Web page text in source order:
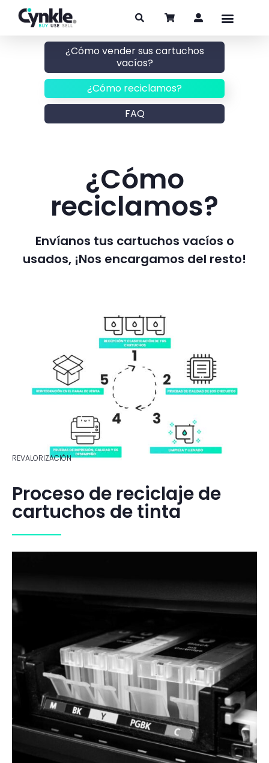
¿Cómo vender sus cartuchos
vacíos?
¿Cómo reciclamos?
FAQ
¿Cómo
reciclamos?
Envíanos tus cartuchos vacíos o
usados, ¡Nos encargamos del resto!
REVALORIZACIÓN
Proceso de reciclaje de
cartuchos de tinta